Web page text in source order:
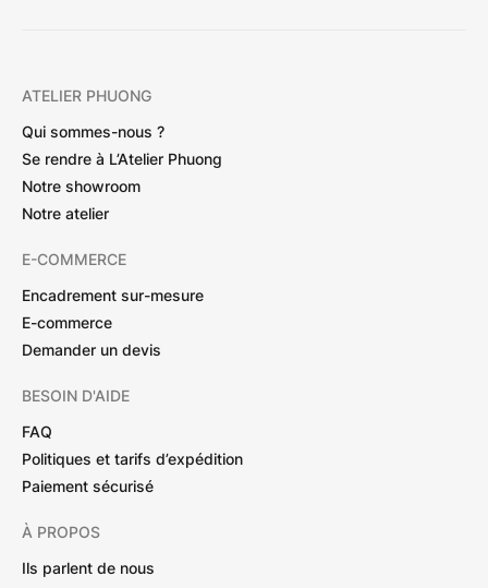
ATELIER PHUONG
Qui sommes-nous ?
Se rendre à L’Atelier Phuong
Notre showroom
Notre atelier
E-COMMERCE
Encadrement sur-mesure
E-commerce
Demander un devis
BESOIN D'AIDE
FAQ
Politiques et tarifs d’expédition
Paiement sécurisé
À PROPOS
Ils parlent de nous